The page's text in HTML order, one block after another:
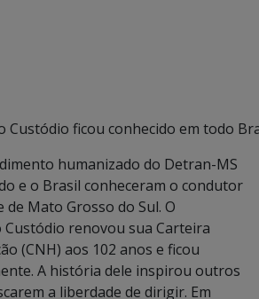
Custódio ficou conhecido em todo
humanizado do Detran-MS
e o Brasil conheceram o condutor
Mato Grosso do Sul. O
Custódio renovou sua Carteira
(CNH) aos 102 anos e ficou
A história dele inspirou outros
a liberdade de dirigir. Em